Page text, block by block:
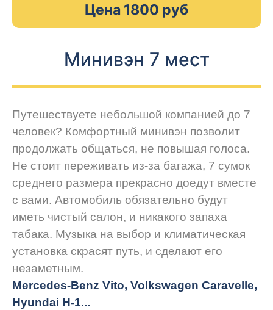
Цена 1800 руб
Минивэн 7 мест
Путешествуете небольшой компанией до 7
человек? Комфортный минивэн позволит
продолжать общаться, не повышая голоса.
Не стоит переживать из-за багажа, 7 сумок
среднего размера прекрасно доедут вместе
с вами. Автомобиль обязательно будут
иметь чистый салон, и никакого запаха
табака. Музыка на выбор и климатическая
установка скрасят путь, и сделают его
незаметным.
Mercedes-Benz Vito, Volkswagen Caravelle,
Hyundai H-1...